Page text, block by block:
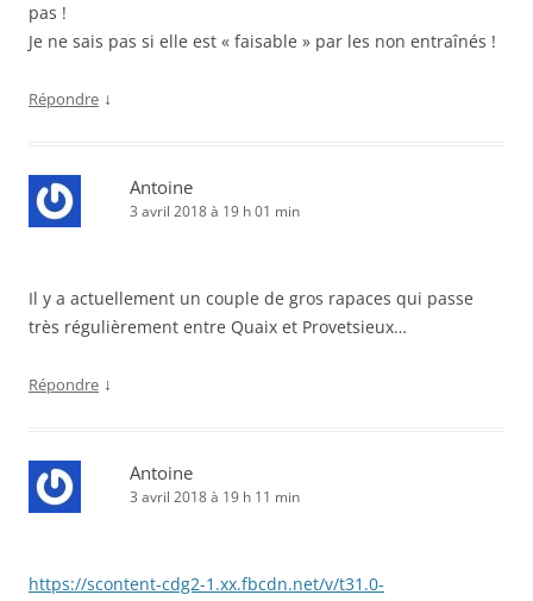
pas !
Je ne sais pas si elle est « faisable » par les non entraînés !
Répondre ↓
Antoine
3 avril 2018 à 19 h 01 min
Il y a actuellement un couple de gros rapaces qui passe
très régulièrement entre Quaix et Provetsieux…
Répondre ↓
Antoine
3 avril 2018 à 19 h 11 min
https://scontent-cdg2-1.xx.fbcdn.net/v/t31.0-